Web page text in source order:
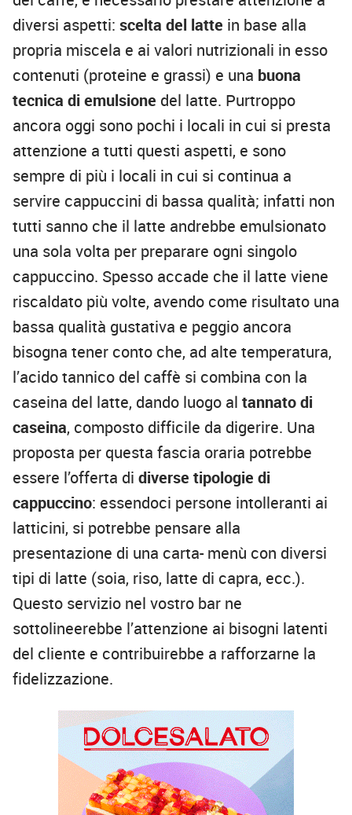
diversi aspetti: scelta del latte in base alla
propria miscela e ai valori nutrizionali in esso
contenuti (proteine e grassi) e una buona
tecnica di emulsione del latte. Purtroppo
ancora oggi sono pochi i locali in cui si presta
attenzione a tutti questi aspetti, e sono
sempre di più i locali in cui si continua a
servire cappuccini di bassa qualità; infatti non
tutti sanno che il latte andrebbe emulsionato
una sola volta per preparare ogni singolo
cappuccino. Spesso accade che il latte viene
riscaldato più volte, avendo come risultato una
bassa qualità gustativa e peggio ancora
bisogna tener conto che, ad alte temperatura,
l’acido tannico del caffè si combina con la
caseina del latte, dando luogo al tannato di
caseina, composto difficile da digerire. Una
proposta per questa fascia oraria potrebbe
essere l’offerta di diverse tipologie di
cappuccino: essendoci persone intolleranti ai
latticini, si potrebbe pensare alla
presentazione di una carta- menù con diversi
tipi di latte (soia, riso, latte di capra, ecc.).
Questo servizio nel vostro bar ne
sottolineerebbe l’attenzione ai bisogni latenti
del cliente e contribuirebbe a rafforzarne la
fidelizzazione.